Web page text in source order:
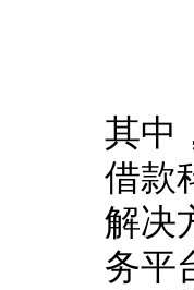
其中
借款
解决
务平